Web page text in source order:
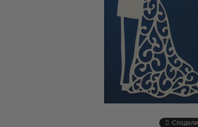
Сподели